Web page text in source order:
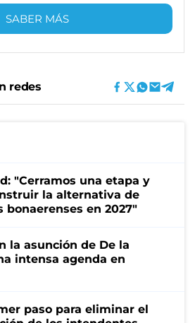
SABER MÁS
redes
"Cerramos una etapa y
la alternativa de
bonaerenses en 2027"
la asunción de De la
intensa agenda en
paso para eliminar el